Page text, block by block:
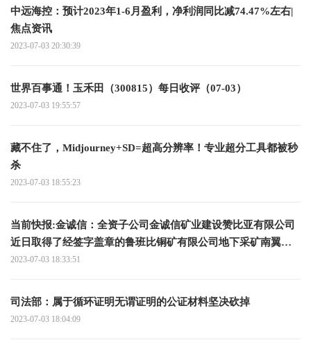
中远海控：预计2023年1-6月盈利，净利润同比减74.47%左右|
焦点资讯
2023-07-03 20:30:39
世界百事通！玉禾田（300815）每日收评（07-03）
2023-07-03 19:55:57
藏不住了，Midjourney+SD=超高分辨率！专业超分工具都被秒
杀
2023-07-03 18:55:23
当前快报:金诚信：全资子公司金诚信矿业建设赞比亚有限公司
近日取得了经签字盖章的鲁班比铜矿有限公司地下采矿南翼开
拓和生产运营合同
2023-07-03 18:33:51
司法部：属于循环证明无谓证明的公证材料坚决砍掉
2023-07-03 18:04:09